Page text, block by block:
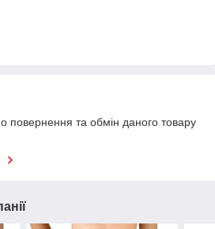
повернення та обмін даного товару